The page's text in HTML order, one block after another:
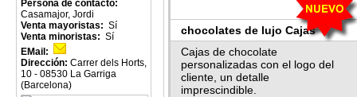
Persona de contacto:
Casamajor, Jordi
Venta mayoristas: Sí
Venta minoristas: Sí
EMail:
Dirección: Carrer dels Horts,
10 - 08530 La Garriga
(Barcelona)
chocolates de lujo Cajas
'Levels' personalizadas
Cajas de chocolate
personalizadas con el logo del
cliente, un detalle
imprescindible.